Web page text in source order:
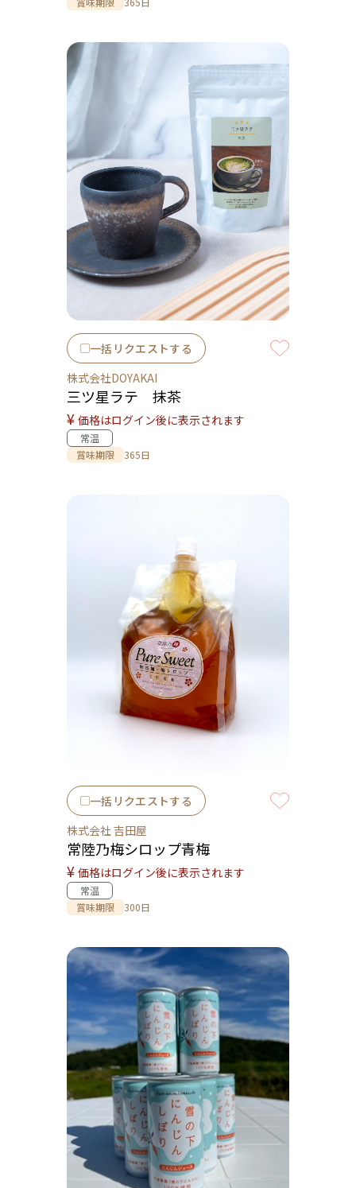
一括リクエストする
株式会社DOYAKAI
三ツ星ラテ 抹茶
¥ 価格はログイン後に表示されます
常温
賞味期限
365日
一括リクエストする
株式会社 吉田屋
常陸乃梅シロップ青梅
¥ 価格はログイン後に表示されます
常温
賞味期限
300日